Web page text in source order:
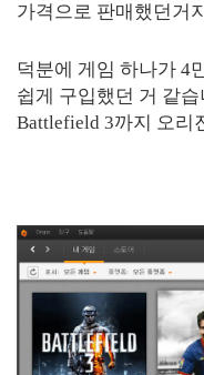
가격으로 판매했던거
덕분에 게임 하나가 4
쉽게 구입했던 거 같
Battlefield 3까지 오리